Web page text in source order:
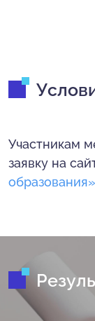
Участникам
заявку на
образования»